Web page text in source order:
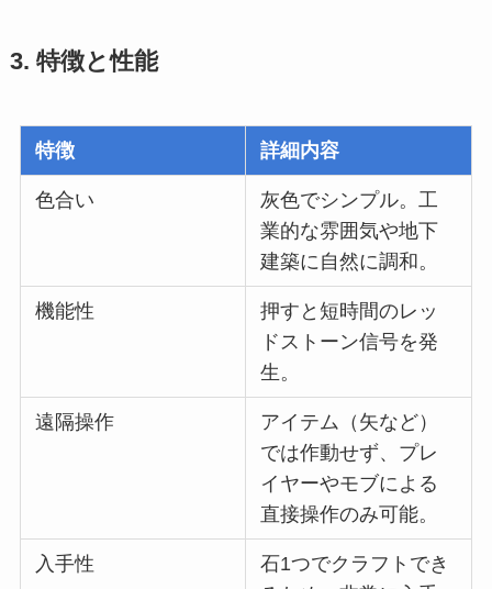
3. 特徴と性能
特徴 詳細内容
色合い
灰色でシンプル。工
業的な雰囲気や地下
建築に自然に調和。
機能性
押すと短時間のレッ
ドストーン信号を発
生。
遠隔操作
アイテム（矢など）
では作動せず、プレ
イヤーやモブによる
直接操作のみ可能。
入手性
石1つでクラフトでき